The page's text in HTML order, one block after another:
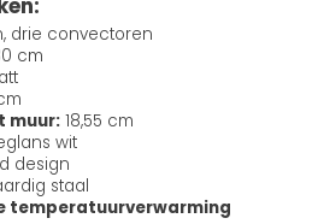
drie convectoren
cm
muur: 18,55 cm
wit
design
staal
temperatuurverwarming